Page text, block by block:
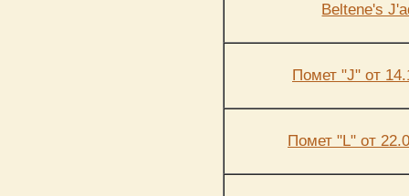
Beltene's
Помет "J" от
Помет "L" от